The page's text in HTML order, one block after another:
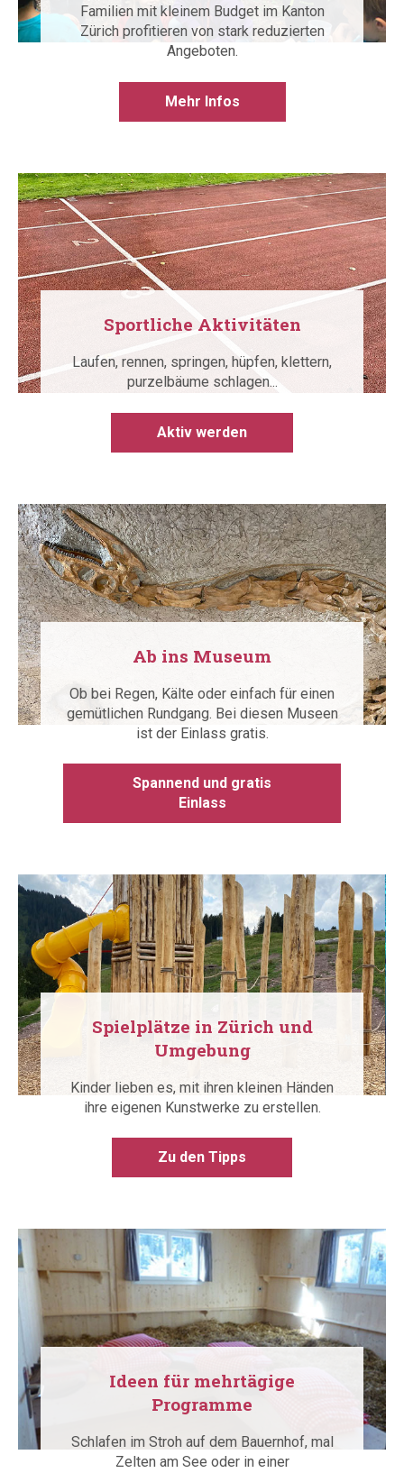
Familien mit kleinem Budget im Kanton
Zürich profitieren von stark reduzierten
Angeboten.
Mehr Infos
Sportliche Aktivitäten
Laufen, rennen, springen, hüpfen, klettern,
purzelbäume schlagen...
Aktiv werden
Ab ins Museum
Ob bei Regen, Kälte oder einfach für einen
gemütlichen Rundgang. Bei diesen Museen
ist der Einlass gratis.
Spannend und gratis
Einlass
Spielplätze in Zürich und
Umgebung
Kinder lieben es, mit ihren kleinen Händen
ihre eigenen Kunstwerke zu erstellen.
Zu den Tipps
Ideen für mehrtägige
Programme
Schlafen im Stroh auf dem Bauernhof, mal
Zelten am See oder in einer